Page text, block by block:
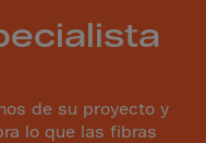
de su proyecto y
lo que las fibras